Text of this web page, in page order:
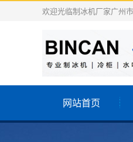
欢迎光临制冰机厂家广州
网站首页